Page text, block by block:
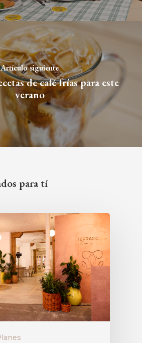
Artículo siguiente
de café frías para este
verano
para tí